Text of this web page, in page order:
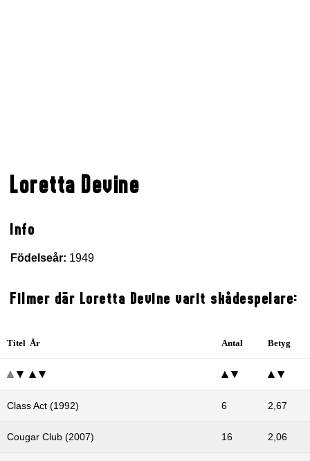
Loretta Devine
Info
Födelseår: 1949
Filmer där Loretta Devine varit skådespelare:
Titel År Antal Betyg
Class Act (1992) 6 2,67
Cougar Club (2007) 16 2,06